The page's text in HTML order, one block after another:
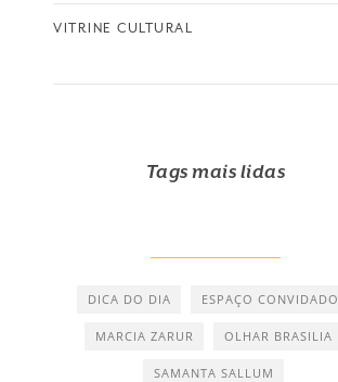
VITRINE CULTURAL
Tags mais lidas
DICA DO DIA ESPAÇO CONVIDADO
MARCIA ZARUR OLHAR BRASILIA
SAMANTA SALLUM